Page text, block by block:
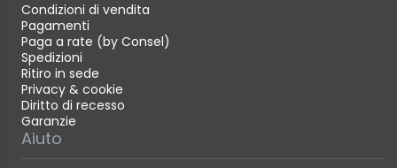
Condizioni di vendita
Pagamenti
Paga a rate (by Consel)
Spedizioni
Ritiro in sede
Privacy & cookie
Diritto di recesso
Garanzie
Aiuto